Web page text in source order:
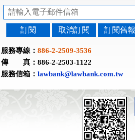
訂閱 取消訂閱 訂閱舊報
服務專線： 886-2-2509-3536
傳 真：886-2-2503-1122
服務信箱： lawbank@lawbank.com.tw